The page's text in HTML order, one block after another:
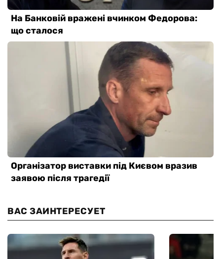
ВАС ЗАИНТЕРЕСУЕТ